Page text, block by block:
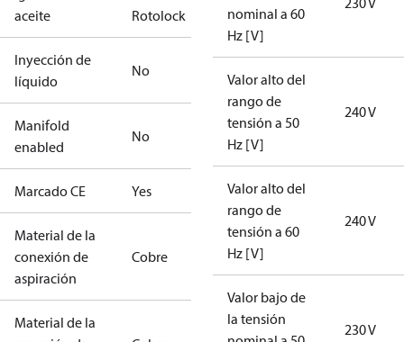
aceite
Rotolock
Inyección de
líquido
No
Manifold
enabled
No
Marcado CE Yes
Material de la
conexión de
aspiración
Cobre
Material de la
nominal a 60
Hz [V]
Valor alto del
rango de
tensión a 50
Hz [V]
240 V
Valor alto del
rango de
tensión a 60
Hz [V]
240 V
Valor bajo de
la tensión
230 V